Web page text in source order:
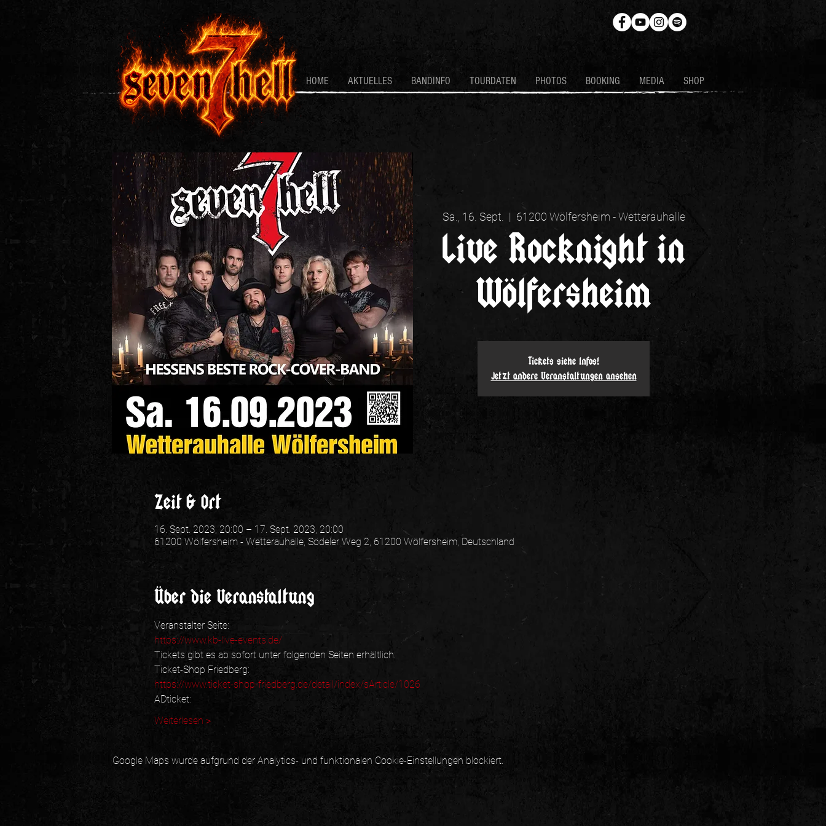
HOME AKTUELLES BANDINFO TOURDATEN PHOTOS BOOKING MEDIA SHOP
Sa., 16. Sept.
  |
61200 Wölfersheim - Wetterauhalle
Live Rocknight in
Wölfersheim
Tickets siehe Infos!
Jetzt andere Veranstaltungen ansehen
Zeit & Ort
16. Sept. 2023, 20:00 – 17. Sept. 2023, 20:00
61200 Wölfersheim - Wetterauhalle, Södeler Weg 2, 61200 Wölfersheim, Deutschland
Über die Veranstaltung
Veranstalter Seite:
https://www.kb-live-events.de/
Tickets gibt es ab sofort unter folgenden Seiten erhältlich:
Ticket-Shop Friedberg:
https://www.ticket-shop-friedberg.de/detail/index/sArticle/1026
ADticket:
Weiterlesen >
Google Maps wurde aufgrund der Analytics- und funktionalen Cookie-Einstellungen blockiert.